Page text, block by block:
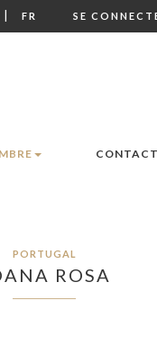
| FR SE
PORTUGAL
ROSA